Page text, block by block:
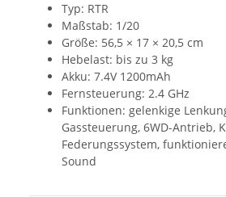
Typ: RTR
Maßstab: 1/20
Größe: 56,5 × 17 × 20,5 cm
Hebelast: bis zu 3 kg
Akku: 7.4V 1200mAh
Fernsteuerung: 2.4 GHz
Funktionen: gelenkige
Gassteuerung, 6WD-Antrieb,
Federungssystem,
Sound